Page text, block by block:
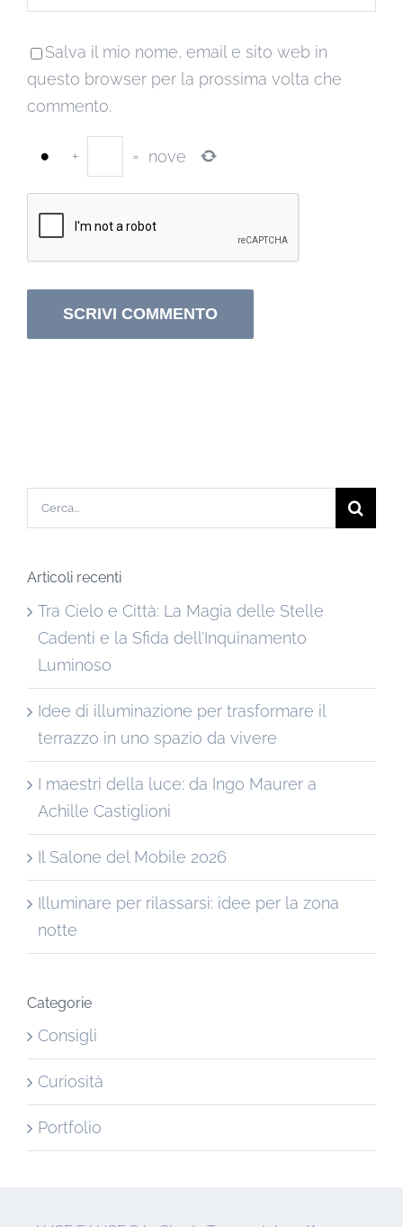
Salva il mio nome, email e sito web in
questo browser per la prossima volta che
commento.
+ = nove
Cerca
per:
Articoli recenti
Tra Cielo e Città: La Magia delle Stelle
Cadenti e la Sfida dell’Inquinamento
Luminoso
Idee di illuminazione per trasformare il
terrazzo in uno spazio da vivere
I maestri della luce: da Ingo Maurer a
Achille Castiglioni
Il Salone del Mobile 2026
Illuminare per rilassarsi: idee per la zona
notte
Categorie
Consigli
Curiosità
Portfolio